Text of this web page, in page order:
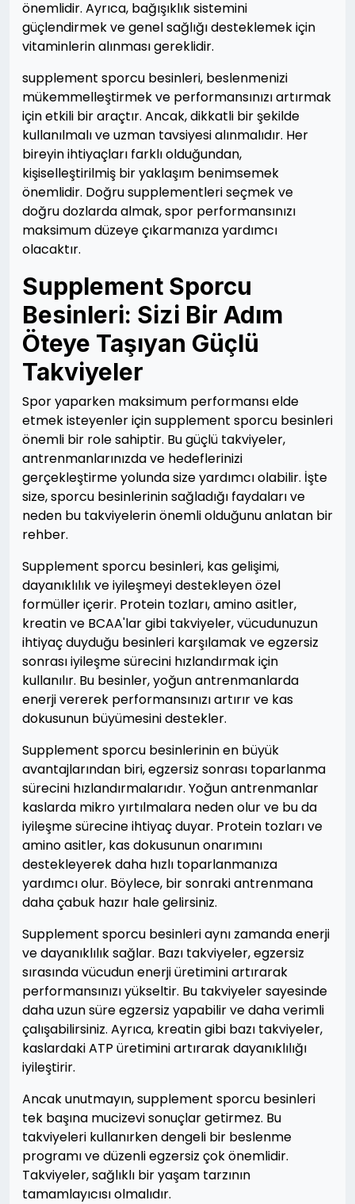
önemlidir. Ayrıca, bağışıklık sistemini
güçlendirmek ve genel sağlığı desteklemek için
vitaminlerin alınması gereklidir.
supplement sporcu besinleri, beslenmenizi
mükemmelleştirmek ve performansınızı artırmak
için etkili bir araçtır. Ancak, dikkatli bir şekilde
kullanılmalı ve uzman tavsiyesi alınmalıdır. Her
bireyin ihtiyaçları farklı olduğundan,
kişiselleştirilmiş bir yaklaşım benimsemek
önemlidir. Doğru supplementleri seçmek ve
doğru dozlarda almak, spor performansınızı
maksimum düzeye çıkarmanıza yardımcı
olacaktır.
Supplement Sporcu
Besinleri: Sizi Bir Adım
Öteye Taşıyan Güçlü
Takviyeler
Spor yaparken maksimum performansı elde
etmek isteyenler için supplement sporcu besinleri
önemli bir role sahiptir. Bu güçlü takviyeler,
antrenmanlarınızda ve hedeflerinizi
gerçekleştirme yolunda size yardımcı olabilir. İşte
size, sporcu besinlerinin sağladığı faydaları ve
neden bu takviyelerin önemli olduğunu anlatan bir
rehber.
Supplement sporcu besinleri, kas gelişimi,
dayanıklılık ve iyileşmeyi destekleyen özel
formüller içerir. Protein tozları, amino asitler,
kreatin ve BCAA'lar gibi takviyeler, vücudunuzun
ihtiyaç duyduğu besinleri karşılamak ve egzersiz
sonrası iyileşme sürecini hızlandırmak için
kullanılır. Bu besinler, yoğun antrenmanlarda
enerji vererek performansınızı artırır ve kas
dokusunun büyümesini destekler.
Supplement sporcu besinlerinin en büyük
avantajlarından biri, egzersiz sonrası toparlanma
sürecini hızlandırmalarıdır. Yoğun antrenmanlar
kaslarda mikro yırtılmalara neden olur ve bu da
iyileşme sürecine ihtiyaç duyar. Protein tozları ve
amino asitler, kas dokusunun onarımını
destekleyerek daha hızlı toparlanmanıza
yardımcı olur. Böylece, bir sonraki antrenmana
daha çabuk hazır hale gelirsiniz.
Supplement sporcu besinleri aynı zamanda enerji
ve dayanıklılık sağlar. Bazı takviyeler, egzersiz
sırasında vücudun enerji üretimini artırarak
performansınızı yükseltir. Bu takviyeler sayesinde
daha uzun süre egzersiz yapabilir ve daha verimli
çalışabilirsiniz. Ayrıca, kreatin gibi bazı takviyeler,
kaslardaki ATP üretimini artırarak dayanıklılığı
iyileştirir.
Ancak unutmayın, supplement sporcu besinleri
tek başına mucizevi sonuçlar getirmez. Bu
takviyeleri kullanırken dengeli bir beslenme
programı ve düzenli egzersiz çok önemlidir.
Takviyeler, sağlıklı bir yaşam tarzının
tamamlayıcısı olmalıdır.